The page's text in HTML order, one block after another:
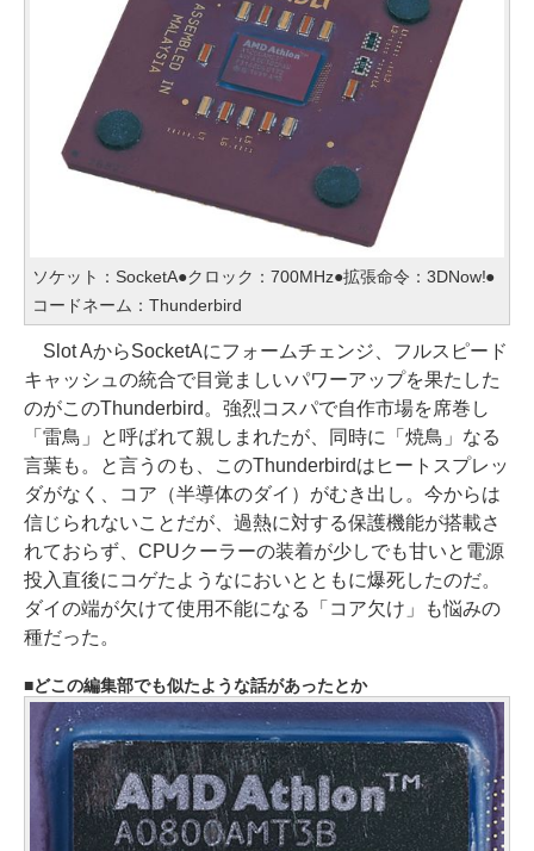
ソケット：SocketA●クロック：700MHz●拡張命令：3DNow!●
コードネーム：Thunderbird
Slot AからSocketAにフォームチェンジ、フルスピード
キャッシュの統合で目覚ましいパワーアップを果たした
のがこのThunderbird。強烈コスパで自作市場を席巻し
「雷鳥」と呼ばれて親しまれたが、同時に「焼鳥」なる
言葉も。と言うのも、このThunderbirdはヒートスプレッ
ダがなく、コア（半導体のダイ）がむき出し。今からは
信じられないことだが、過熱に対する保護機能が搭載さ
れておらず、CPUクーラーの装着が少しでも甘いと電源
投入直後にコゲたようなにおいとともに爆死したのだ。
ダイの端が欠けて使用不能になる「コア欠け」も悩みの
種だった。
どこの編集部でも似たような話があったとか